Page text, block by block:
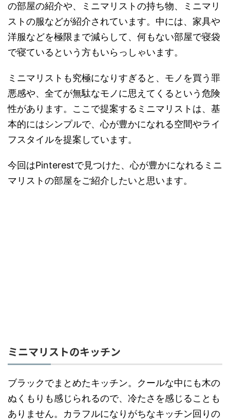
の部屋の紹介や、ミニマリストの持ち物、ミニマリ
ストの服などが紹介されています。中には、家具や
洋服などを極限まで減らして、何もない部屋で寝袋
で寝ているという方もいらっしゃいます。
ミニマリストも究極になりすぎると、モノを買う罪
悪感や、全てが無駄なモノに思えてくるという危険
性があります。ここで提案するミニマリストは、基
本的にはシンプルで、心が豊かになれる空間やライ
フスタイルを提案しています。
今回はPinterestで見つけた、心が豊かになれるミニ
マリストの部屋をご紹介したいと思います。
ミニマリストのキッチン
ブラックでまとめたキッチン。クールな中にも木の
ぬくもりも感じられるので、冷たさを感じることも
ありません。カラフルになりがちなキッチン回りの